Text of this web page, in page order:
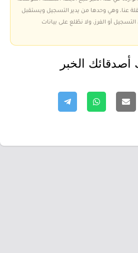
عنا، وهي وحدها من يدير التسجيل ويستقبل
أو الفرز، ولا نطّلع على بيانات
الخبر